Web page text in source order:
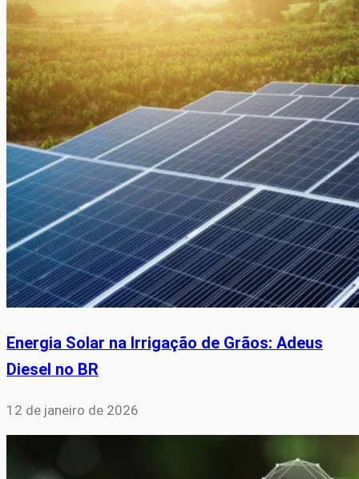
Energia Solar na Irrigação de Grãos: Adeus
Diesel no BR
12 de janeiro de 2026